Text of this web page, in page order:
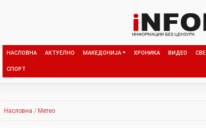
НАСЛОВНА АКТУЕЛНО МАКЕДОНИЈА ХРОНИКА ВИДЕО
СПОРТ
Насловна / Метео